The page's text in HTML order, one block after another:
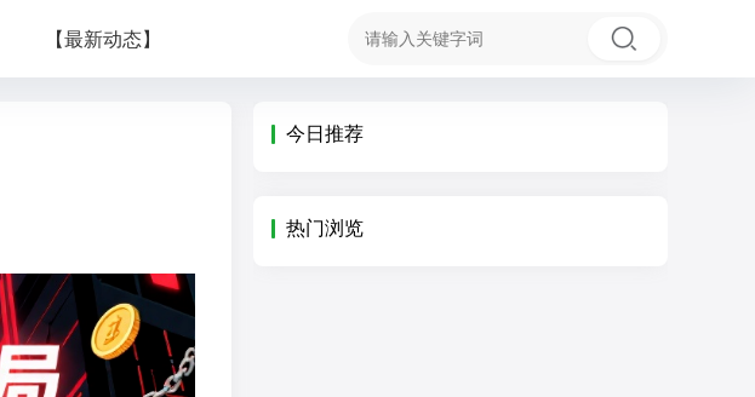
【最新动态】
今日推荐
热门浏览